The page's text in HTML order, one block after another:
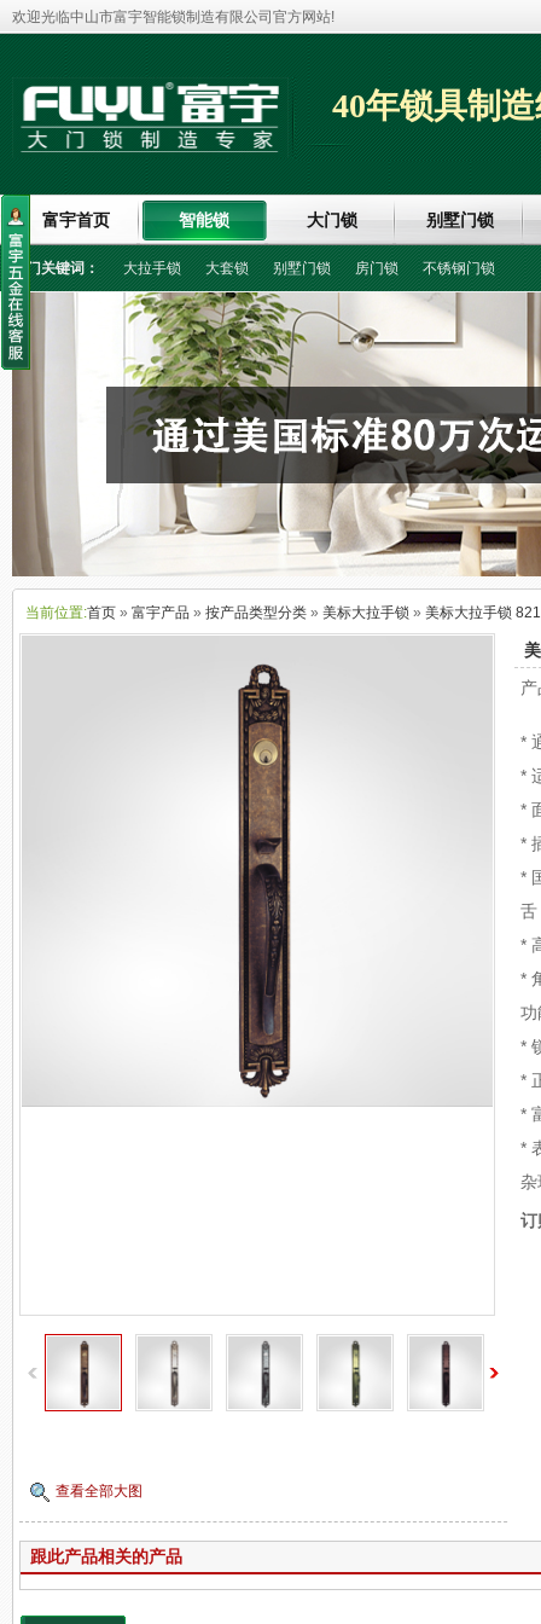
欢迎光临中山市富宇智能锁制造有限公司官方网站!
40年锁具制
富宇首页 智能锁 大门锁 别墅门锁
热门关键词： 大拉手锁 大套锁 别墅门锁 房门锁 不锈钢门锁
当前位置:首页 » 富宇产品 » 按产品类型分类 » 美标大拉手锁 » 美标大拉手锁
查看全部大图
*
*
*
*
*
舌
*
*
功
*
*
*
*
杂
订
跟此产品相关的产品